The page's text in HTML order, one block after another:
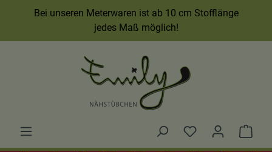
Bei unseren Meterwaren ist ab 10 cm Stofflänge
jedes Maß möglich!